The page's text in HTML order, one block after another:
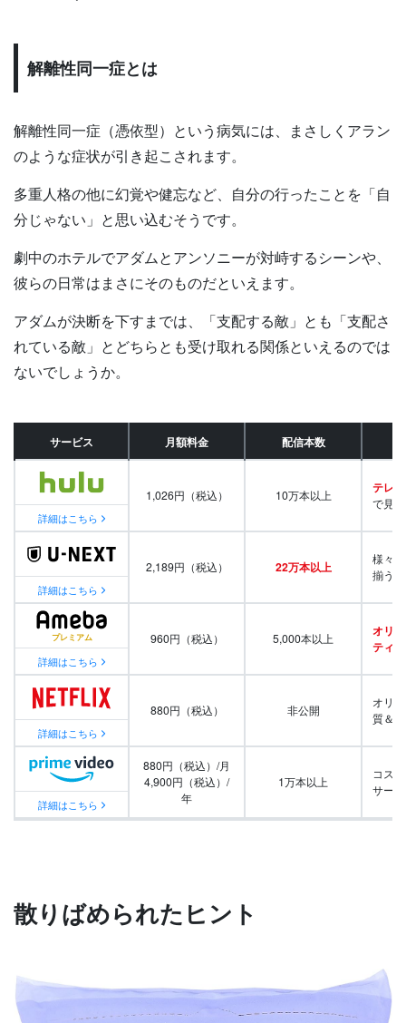
解離性同一症とは
解離性同一症（憑依型）という病気には、まさしくアラン
のような症状が引き起こされます。
多重人格の他に幻覚や健忘など、自分の行ったことを「自
分じゃない」と思い込むそうです。
劇中のホテルでアダムとアンソニーが対峙するシーンや、
彼らの日常はまさにそのものだといえます。
アダムが決断を下すまでは、「支配する敵」とも「支配さ
れている敵」とどちらとも受け取れる関係といえるのでは
ないでしょうか。
サービス 月額料金 配信本数
詳細はこちら
1,026円（税込） 10万本以上 テレビ
で見
詳細はこちら
2,189円（税込） 22万本以上
様々
揃う
詳細はこちら
960円（税込） 5,000本以上
オリ
ティ
詳細はこちら
880円（税込） 非公開
オリ
質＆
詳細はこちら
880円（税込）/月
4,900円（税込）/
年
1万本以上
コス
サー
散りばめられたヒント